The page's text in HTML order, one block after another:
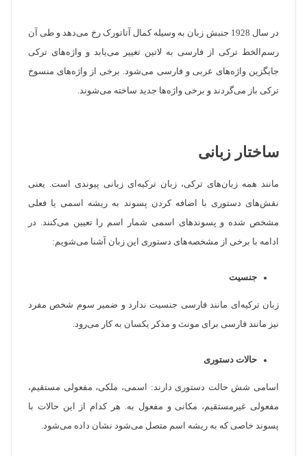
در سال 1928 جنبش زبان به وسیله کمال آتاتورک رخ می‌دهد و طی آن
رسم‌الخط ترکی از فارسی به لاتین تغییر می‌یابد و واژه‌های ترکی
جایگزین واژه‌های عربی و فارسی می‌شود. برخی از واژه‌های منسوخ
ترکی باز می‌گردند و برخی واژه‌ها جدید ساخته می‌شوند.
ساختار زبانی
مانند همه زبان‌های ترکی، زبان ترکیه‌ای زبانی پیوندی است. یعنی
نقش‌های دستوری با اضافه کردن پسوند به ریشه اسمی یا فعلی
مشخص شده و پسوندهای اسمی شمار اسم را تعیین می‌کنند. در
ادامه با برخی از مشخصه‌های دستوری این زبان آشنا می‌شویم:
جنسیت
زبان ترکیه‌ای مانند فارسی جنسیت ندارد و ضمیر سوم شخص مفرد
نیز مانند فارسی برای مونث و مذکر یکسان به کار می‌رود.
حالات دستوری
اسامی شش حالت دستوری دارند: اسمی، ملکی، مفعولی مستقیم،
مفعولی غیرمستقیم، مکانی و مفعول به. هر کدام از این حالات با
پسوند خاصی که به ریشه اسم متصل می‌شود نشان داده می‌شود.